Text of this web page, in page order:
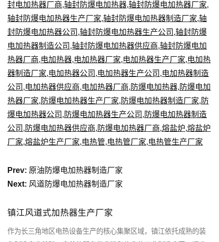
封电加热器厂商,轴封防爆电加热器,轴封防爆电加热器厂家,
轴封防爆电加热器生产厂家,轴封防爆电加热器制造厂家,轴
封防爆电加热器公司 ,轴封防爆电加热器生产公司 ,轴封防爆
电加热器制造公司 ,轴封防爆电加热器供应商,轴封防爆电加
热器厂商,电加热器,电加热器厂家,电加热器生产厂家,电加热
器制造厂家,电加热器公司 ,电加热器生产公司 ,电加热器制造
公司 ,电加热器供应商,电加热器厂商, 防爆电加热器, 防爆电加
热器厂家, 防爆电加热器生产厂家, 防爆电加热器制造厂家, 防
爆电加热器公司 , 防爆电加热器生产公司 , 防爆电加热器制造
公司 , 防爆电加热器供应商, 防爆电加热器厂商,熔盐炉,熔盐炉
厂家,熔盐炉生产厂家,电热管,电热管厂家,电热管生产厂家
Prev: 原油防爆电加热器制造厂家
Next: 风道防爆电加热器制造厂家
镇江风道式加热器生产厂家
作为长三角地区电热设备生产的核心集聚区域，镇江依托成熟的装